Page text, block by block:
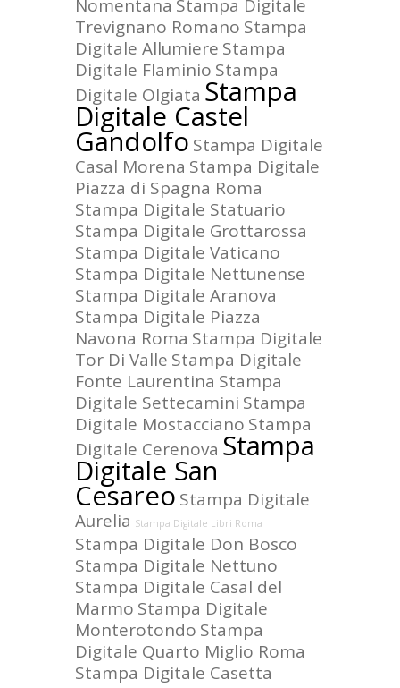
Nomentana Stampa Digitale
Trevignano Romano Stampa
Digitale Allumiere Stampa
Digitale Flaminio Stampa
Digitale Olgiata Stampa
Digitale Castel
Gandolfo Stampa Digitale
Casal Morena Stampa Digitale
Piazza di Spagna Roma
Stampa Digitale Statuario
Stampa Digitale Grottarossa
Stampa Digitale Vaticano
Stampa Digitale Nettunense
Stampa Digitale Aranova
Stampa Digitale Piazza
Navona Roma Stampa Digitale
Tor Di Valle Stampa Digitale
Fonte Laurentina Stampa
Digitale Settecamini Stampa
Digitale Mostacciano Stampa
Digitale Cerenova Stampa
Digitale San
Cesareo Stampa Digitale
Aurelia Stampa Digitale Libri Roma
Stampa Digitale Don Bosco
Stampa Digitale Nettuno
Stampa Digitale Casal del
Marmo Stampa Digitale
Monterotondo Stampa
Digitale Quarto Miglio Roma
Stampa Digitale Casetta